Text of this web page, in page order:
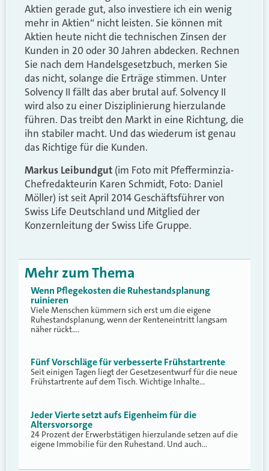
Aktien gerade gut, also investiere ich ein wenig
mehr in Aktien“ nicht leisten. Sie können mit
Aktien heute nicht die technischen Zinsen der
Kunden in 20 oder 30 Jahren abdecken. Rechnen
Sie nach dem Handelsgesetzbuch, merken Sie
das nicht, solange die Erträge stimmen. Unter
Solvency II fällt das aber brutal auf. Solvency II
wird also zu einer Disziplinierung hierzulande
führen. Das treibt den Markt in eine Richtung, die
ihn stabiler macht. Und das wiederum ist genau
das Richtige für die Kunden.
Markus Leibundgut (im Foto mit Pfefferminzia-
Chefredakteurin Karen Schmidt, Foto: Daniel
Möller) ist seit April 2014 Geschäftsführer von
Swiss Life Deutschland und Mitglied der
Konzernleitung der Swiss Life Gruppe.
Mehr zum Thema
Wenn Pflegekosten die Ruhestandsplanung
ruinieren
Viele Menschen kümmern sich erst um die eigene
Ruhestandsplanung, wenn der Renteneintritt langsam
näher rückt.…
Fünf Vorschläge für verbesserte Frühstartrente
Seit einigen Tagen liegt der Gesetzesentwurf für die neue
Frühstartrente auf dem Tisch. Wichtige Inhalte…
Jeder Vierte setzt aufs Eigenheim für die
Altersvorsorge
24 Prozent der Erwerbstätigen hierzulande setzen auf die
eigene Immobilie für den Ruhestand. Und auch…